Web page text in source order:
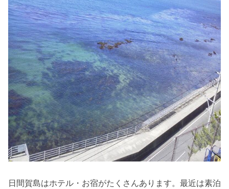
日間賀島はホテル・お宿がたくさんあります。最近は素泊